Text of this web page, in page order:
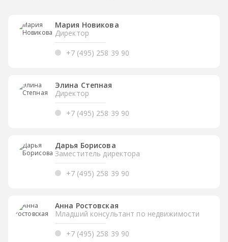
Мария Новикова
Директор
+7 (495) 258 39 90
Элина Степная
Директор
+7 (495) 258 39 90
Дарья Борисова
Заместитель директора
+7 (495) 258 39 90
Анна Ростовская
Младший консультант по недвижимости
+7 (495) 258 39 90